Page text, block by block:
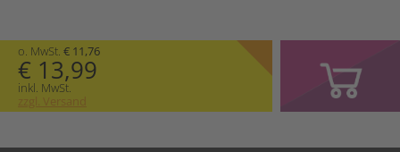
o. MwSt. € 11,76
€ 13,99
inkl. MwSt.
zzgl. Versand